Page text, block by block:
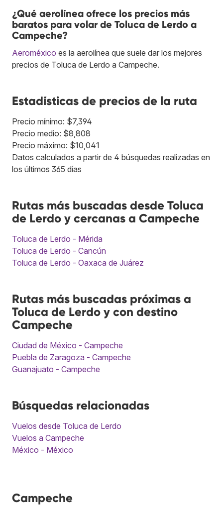
¿Qué aerolínea ofrece los precios más
baratos para volar de Toluca de Lerdo a
Campeche?
Aeroméxico es la aerolínea que suele dar los mejores
precios de Toluca de Lerdo a Campeche.
Estadísticas de precios de la ruta
Precio mínimo: $7,394
Precio medio: $8,808
Precio máximo: $10,041
Datos calculados a partir de 4 búsquedas realizadas en
los últimos 365 días
Rutas más buscadas desde Toluca
de Lerdo y cercanas a Campeche
Toluca de Lerdo - Mérida
Toluca de Lerdo - Cancún
Toluca de Lerdo - Oaxaca de Juárez
Rutas más buscadas próximas a
Toluca de Lerdo y con destino
Campeche
Ciudad de México - Campeche
Puebla de Zaragoza - Campeche
Guanajuato - Campeche
Búsquedas relacionadas
Vuelos desde Toluca de Lerdo
Vuelos a Campeche
México - México
Campeche